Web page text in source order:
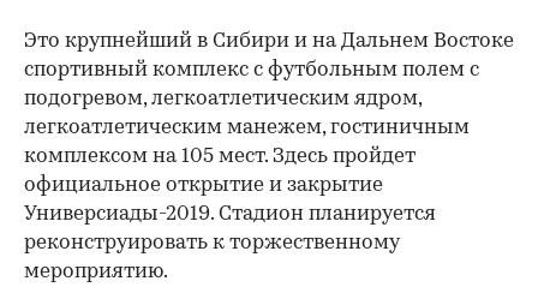
Это крупнейший в Сибири и на Дальнем Востоке
спортивный комплекс с футбольным полем с
подогревом, легкоатлетическим ядром,
легкоатлетическим манежем, гостиничным
комплексом на 105 мест. Здесь пройдет
официальное открытие и закрытие
Универсиады-2019. Стадион планируется
реконструировать к торжественному
мероприятию.